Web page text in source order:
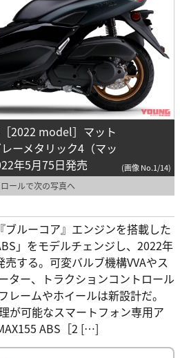
2022 model］マット
ーメタリック4（マッ
年5月75日発売
(画像 No.1/14)
ールで次の写真へ
ルーコア』エンジンを搭載した
」をモデルチェンジし、2022年
する。可変バルブ機構VVAやス
ター、トラクションコントロール
レームやホイールは新設計だ。
が可能なスマートフォン専用ア
ABS［2 […]